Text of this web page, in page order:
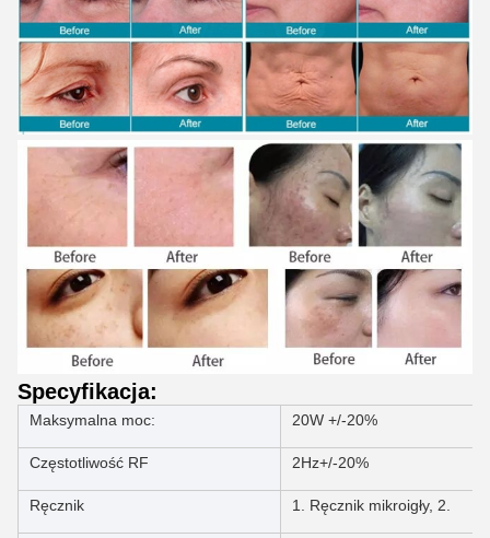
Specyfikacja:
Maksymalna moc: 20W +/-20%
Częstotliwość RF 2Hz+/-20%
Ręcznik 1. Ręcznik mikroigły, 2.